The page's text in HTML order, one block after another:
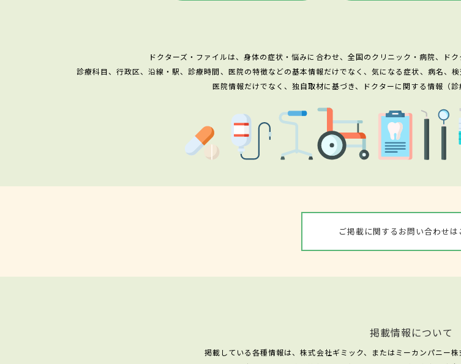
ドクターズ・ファイルは、身体の症状・悩みに合わせ、全国のクリニック・病院、ド
診療科目、行政区、沿線・駅、診療時間、医院の特徴などの基本情報だけでなく、気になる症状、病名、
医院情報だけでなく、独自取材に基づき、ドクターに関する情報（
ご掲載に関するお問い合わせは
掲載情報について
掲載している各種情報は、株式会社ギミック、またはミーカンパニー